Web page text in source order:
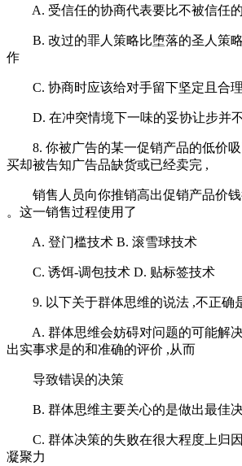
A. 受信任的协商代表要比不被信任
B. 改过的罪人策略比堕落的圣人策略
作
C. 协商时应该给对手留下坚定且合
D. 在冲突情境下一味的妥协让步并
8. 你被广告的某一促销产品的低价吸
买却被告知广告品缺货或已经卖完 ,
销售人员向你推销高出促销产品价钱
。这一销售过程使用了
A. 登门槛技术 B. 滚雪球技术
C. 诱饵-调包技术 D. 贴标签技术
9. 以下关于群体思维的说法 ,不正确
A. 群体思维会妨碍对问题的可能解
出实事求是的和准确的评价 ,从而
导致错误的决策
B. 群体思维主要关心的是做出最佳
C. 群体决策的失败在很大程度上归因
凝聚力